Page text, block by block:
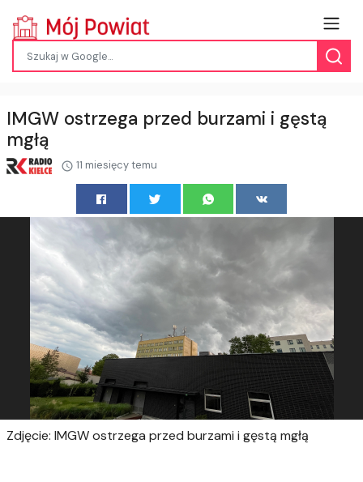
IMGW ostrzega przed burzami i gęstą
mgłą
11 miesięcy temu
Zdjęcie: IMGW ostrzega przed burzami i gęstą mgłą